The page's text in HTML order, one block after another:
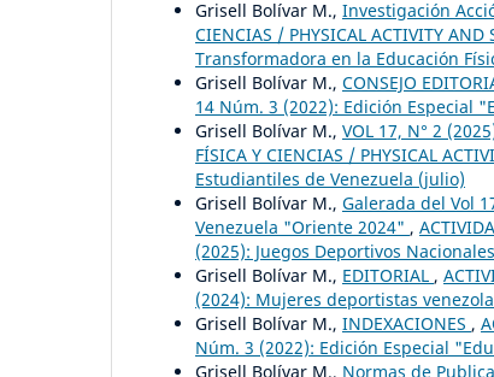
Grisell Bolívar M., Investigación
CIENCIAS / PHYSICAL ACTIVITY
Transformadora en la Educación
Grisell Bolívar M., CONSEJO
14 Núm. 3 (2022): Edición Especial
Grisell Bolívar M., VOL 17, N° 2
FÍSICA Y CIENCIAS / PHYSICAL
Estudiantiles de Venezuela (julio)
Grisell Bolívar M., Galerada del Vol
Venezuela "Oriente 2024" ,
(2025): Juegos Deportivos
Grisell Bolívar M., EDITORIAL ,
(2024): Mujeres deportistas
Grisell Bolívar M., INDEXACIONES ,
Núm. 3 (2022): Edición Especial
Grisell Bolívar M., Normas de